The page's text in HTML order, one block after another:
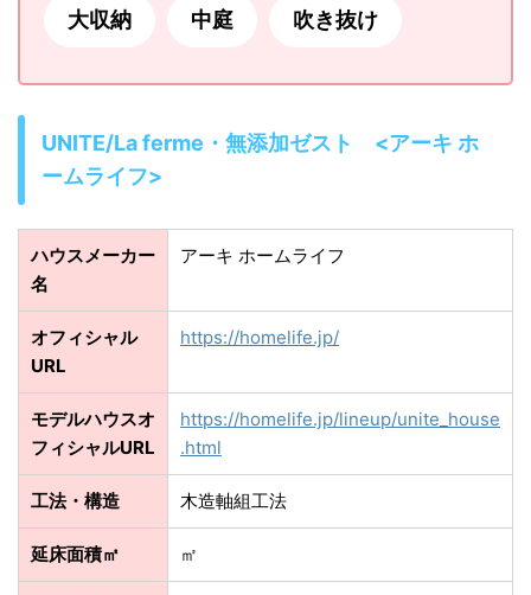
大収納 中庭 吹き抜け
UNITE/La ferme・無添加ゼスト <アーキ ホ
ームライフ>
ハウスメーカー
名
アーキ ホームライフ
オフィシャル
URL
https://homelife.jp/
モデルハウスオ
フィシャルURL
https://homelife.jp/lineup/unite_house
.html
工法・構造 木造軸組工法
延床面積㎡ ㎡